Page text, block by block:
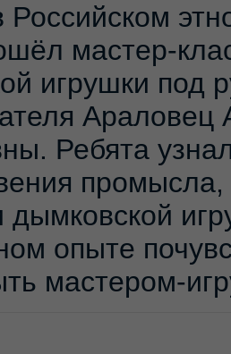
мастер-
игрушки под
Араловец
Ребята
дымковской
опыте
мастером-